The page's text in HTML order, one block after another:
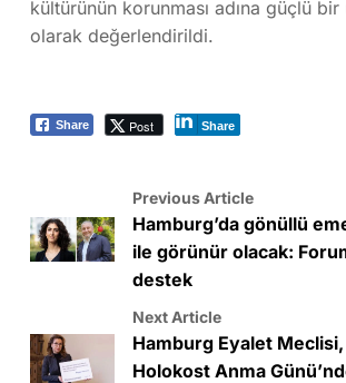
kültürünün korunması adına güçlü bir
olarak değerlendirildi.
Share Post Share
Previous Article
Hamburg’da gönüllü
ile görünür olacak:
destek
Next Article
Hamburg Eyalet Meclisi,
Holokost Anma